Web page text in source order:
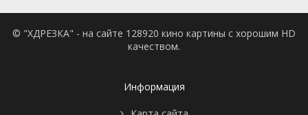
© "ХДРЕЗКА" - на сайте 128920 кино картины с хорошим HD
качеством.
Информация